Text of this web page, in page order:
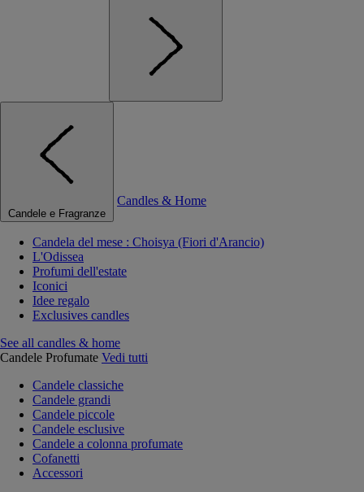
Candele e Fragranze
Candles & Home
Candela del mese : Choisya (Fiori d'Arancio)
L'Odissea
Profumi dell'estate
Iconici
Idee regalo
Exclusives candles
See all candles & home
Candele Profumate Vedi tutti
Candele classiche
Candele grandi
Candele piccole
Candele esclusive
Candele a colonna profumate
Cofanetti
Accessori